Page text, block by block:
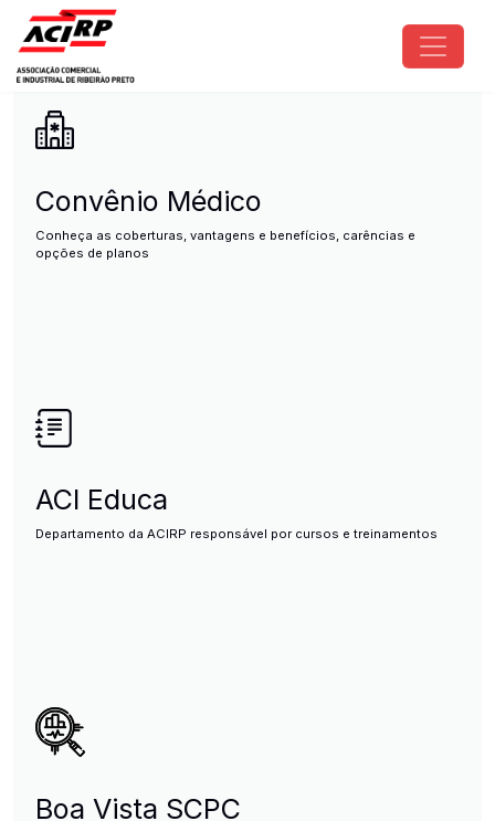
Pular para o conteúdo principal
ACIRP - Associação Comercial
Convênio Médico
Conheça as coberturas, vantagens e benefícios, carências e
opções de planos
ACI Educa
Departamento da ACIRP responsável por cursos e treinamentos
Boa Vista SCPC